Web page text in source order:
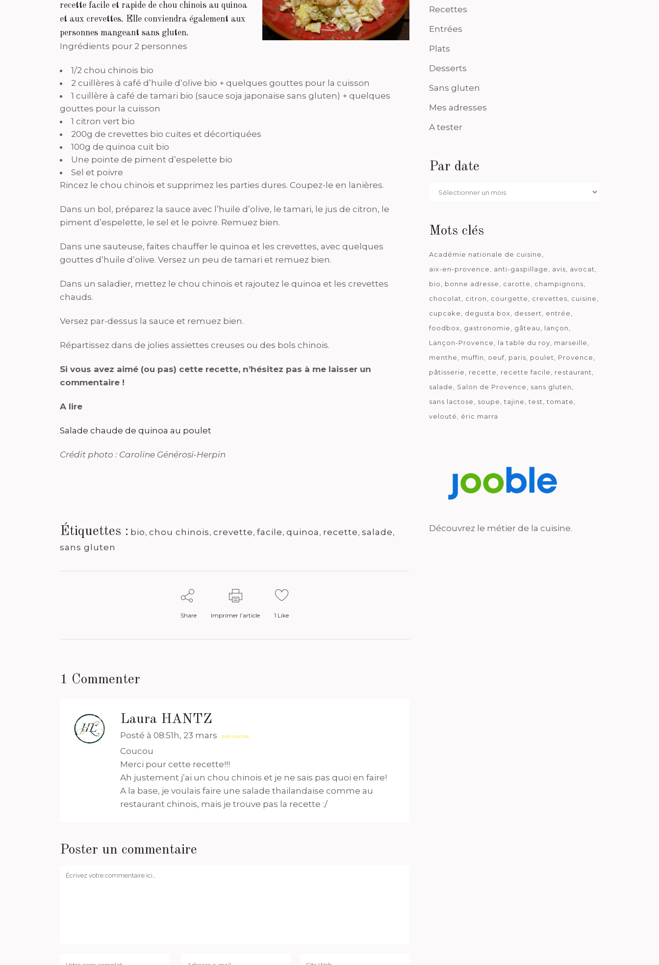
recette facile et rapide de chou chinois au quinoa
et aux crevettes. Elle conviendra également aux
personnes mangeant sans gluten.
Ingrédients pour 2 personnes
1/2 chou chinois bio
2 cuillères à café d’huile d’olive bio + quelques gouttes pour la cuisson
1 cuillère à café de tamari bio (sauce soja japonaise sans gluten) + quelques
gouttes pour la cuisson
1 citron vert bio
200g de crevettes bio cuites et décortiquées
100g de quinoa cuit bio
Une pointe de piment d’espelette bio
Sel et poivre
Rincez le chou chinois et supprimez les parties dures. Coupez-le en lanières.
Dans un bol, préparez la sauce avec l’huile d’olive, le tamari, le jus de citron, le
piment d’espelette, le sel et le poivre. Remuez bien.
Dans une sauteuse, faites chauffer le quinoa et les crevettes, avec quelques
gouttes d’huile d’olive. Versez un peu de tamari et remuez bien.
Dans un saladier, mettez le chou chinois et rajoutez le quinoa et les crevettes
chauds.
Versez par-dessus la sauce et remuez bien.
Répartissez dans de jolies assiettes creuses ou des bols chinois.
Si vous avez aimé (ou pas) cette recette, n’hésitez pas à me laisser un
commentaire !
A lire
Salade chaude de quinoa au poulet
Crédit photo : Caroline Générosi-Herpin
Étiquettes : bio, chou chinois, crevette, facile, quinoa , recette, salade,
sans gluten
Share Imprimer l’article 1 Like
1 Commenter
Laura HANTZ
Posté à 08:51h, 23 mars RÉPONDRE
Coucou
Merci pour cette recette!!!
Ah justement j’ai un chou chinois et je ne sais pas quoi en faire!
A la base, je voulais faire une salade thailandaise comme au
restaurant chinois, mais je trouve pas la recette :/
Poster un commentaire
Recettes
Entrées
Plats
Desserts
Sans gluten
Mes adresses
A tester
Par date
Par
Mots clés
Académie nationale de cuisine
aix-en-provence
anti-gaspillage avis
avocat
bio
bonne adresse carotte
champignons
chocolat
citron courgette crevettes
cuisine
cupcake
degusta box dessert
entrée
foodbox
gastronomie gâteau
lançon
Lançon-Provence
la table du roy
marseille
menthe
muffin oeuf paris poulet
Provence
pâtisserie
recette recette facile
restaurant
salade
Salon de Provence
sans gluten
sans lactose
soupe tajine test
tomate
velouté
éric marra
Découvrez le métier de la cuisine.